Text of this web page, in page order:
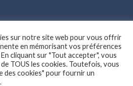
sur notre site web pour vous offrir
en mémorisant vos préférences
cliquant sur "Tout accepter", vous
TOUS les cookies. Toutefois, vous
des cookies" pour fournir un